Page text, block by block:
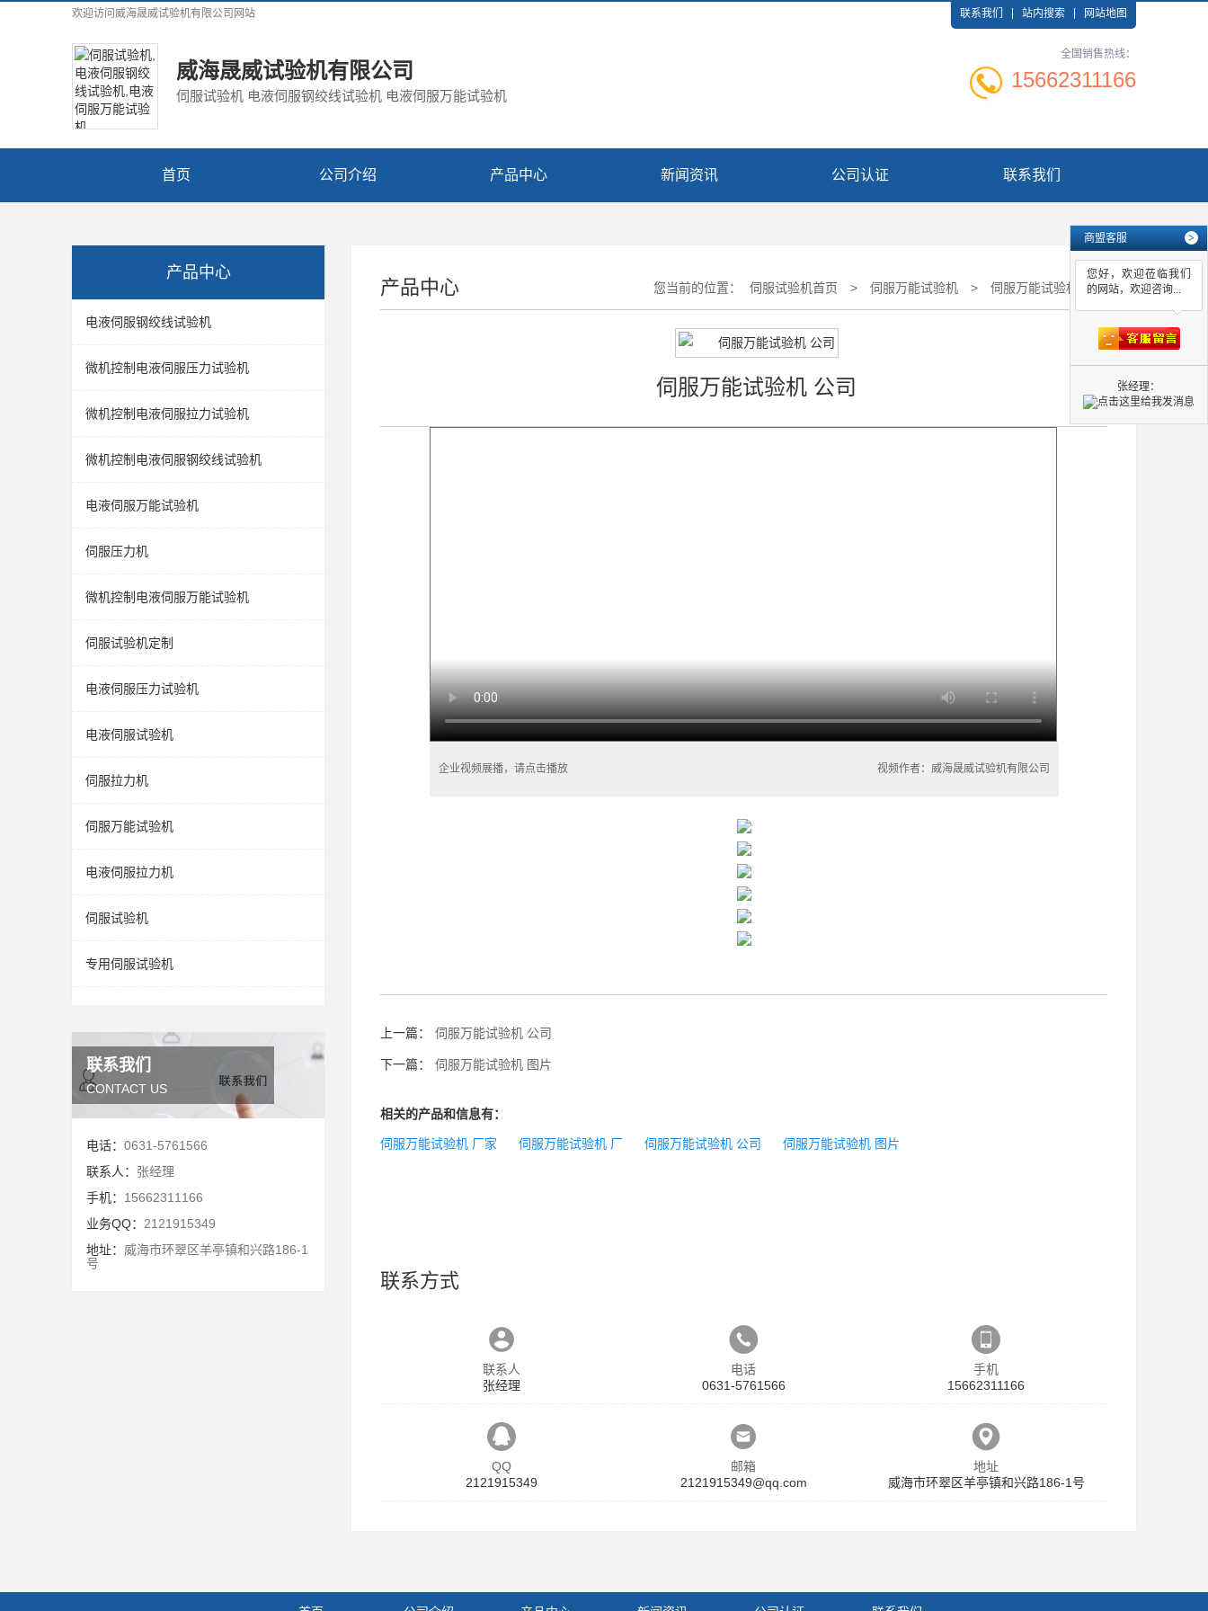
欢迎访问 威海晟威试验机有限公司 网站 联系我们 站内搜索 网站地图
威海晟威试验机有限公司
伺服试验机 电液伺服钢绞线试验机 电液伺服万能试验机
全国销售热线：
15662311166
首页 公司介绍 产品中心 新闻资讯 公司认证 联系我们
产品中心
电液伺服钢绞线试验机
微机控制电液伺服压力试验机
微机控制电液伺服拉力试验机
微机控制电液伺服钢绞线试验机
电液伺服万能试验机
伺服压力机
微机控制电液伺服万能试验机
伺服试验机定制
电液伺服压力试验机
电液伺服试验机
伺服拉力机
伺服万能试验机
电液伺服拉力机
伺服试验机
专用伺服试验机
联系我们
CONTACT US
电话： 0631-5761566
联系人： 张经理
手机： 15662311166
业务QQ： 2121915349
地址： 威海市环翠区羊亭镇和兴路186-1
号
产品中心 您当前的位置： 伺服试验机首页 > 伺服万能试验机 > 伺服万能试验机 公司
伺服万能试验机 公司
企业视频展播，请点击播放 视频作者：威海晟威试验机有限公司
上一篇： 伺服万能试验机 公司
下一篇： 伺服万能试验机 图片
相关的产品和信息有：
伺服万能试验机 厂家 伺服万能试验机 厂 伺服万能试验机 公司 伺服万能试验机 图片
联系方式
联系人
张经理
电话
0631-5761566
手机
15662311166
QQ
2121915349
邮箱
2121915349@qq.com
地址
威海市环翠区羊亭镇和兴路186-1号
商盟客服 >
您好，欢迎莅临我们
的网站，欢迎咨询...
张经理：